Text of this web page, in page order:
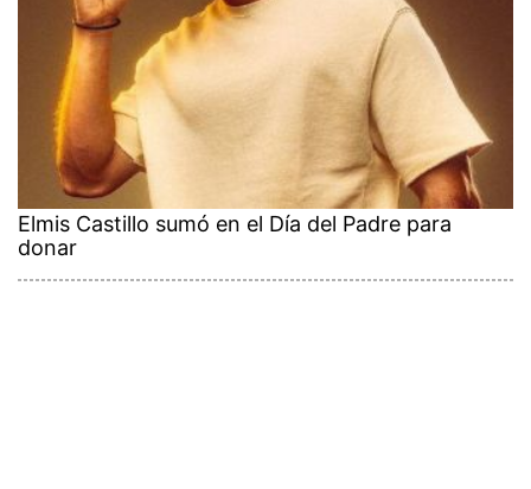
Elmis Castillo sumó en el Día del Padre para
donar